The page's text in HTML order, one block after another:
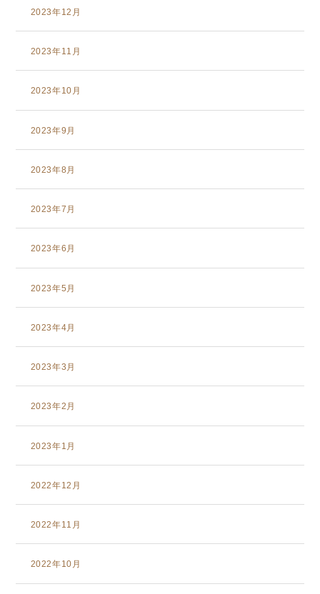
2023年12月
2023年11月
2023年10月
2023年9月
2023年8月
2023年7月
2023年6月
2023年5月
2023年4月
2023年3月
2023年2月
2023年1月
2022年12月
2022年11月
2022年10月